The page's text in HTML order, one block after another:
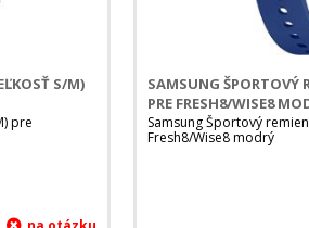
S/M)
pre
SAMSUNG ŠPORTOVÝ
PRE FRESH8/WISE8
Samsung Športový
Fresh8/Wise8 modrý